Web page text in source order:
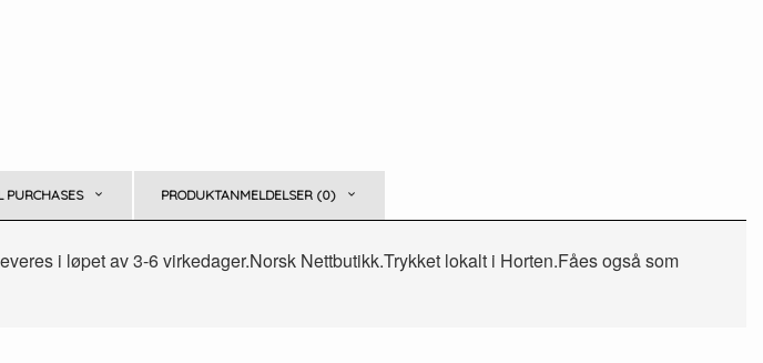
PURCHASES PRODUKTANMELDELSER (0)
i løpet av 3-6 virkedager.Norsk Nettbutikk.Trykket lokalt i Horten.Fåes også som